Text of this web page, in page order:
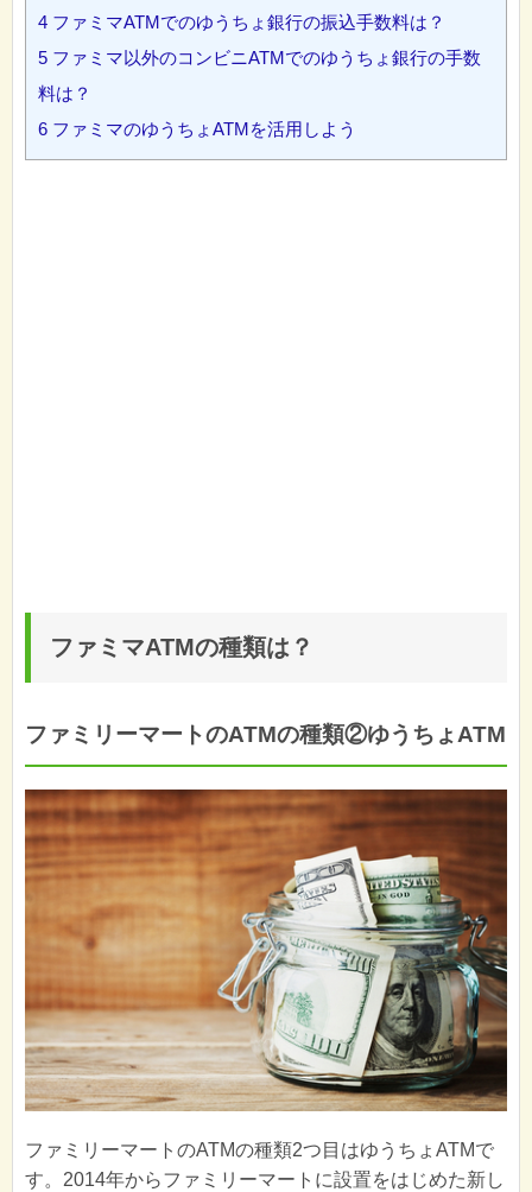
4 ファミマATMでのゆうちょ銀行の振込手数料は？
5 ファミマ以外のコンビニATMでのゆうちょ銀行の手数
料は？
6 ファミマのゆうちょATMを活用しよう
ファミマATMの種類は？
ファミリーマートのATMの種類②ゆうちょATM
ファミリーマートのATMの種類2つ目はゆうちょATMで
す。2014年からファミリーマートに設置をはじめた新し